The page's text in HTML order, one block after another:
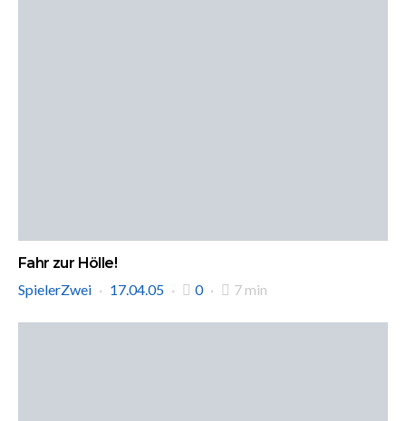
Fahr zur Hölle!
SpielerZwei
17.04.05 0 7 min